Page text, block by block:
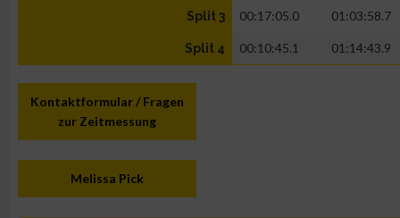
Split 3 00:17:05.0 01:03:58.7
Split 4 00:10:45.1 01:14:43.9
Kontaktformular / Fragen
zur Zeitmessung
Melissa Pick